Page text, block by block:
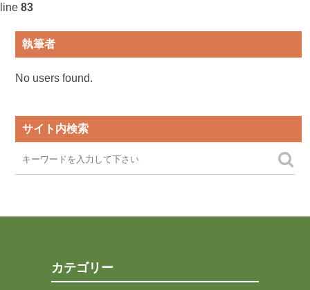
line 83
執筆者
No users found.
サイト内検索
カテゴリー